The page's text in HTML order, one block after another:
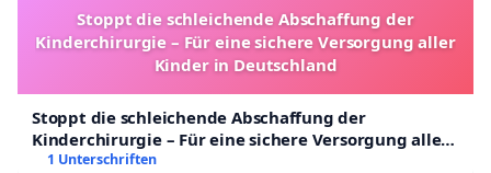
Stoppt die schleichende Abschaffung der
Kinderchirurgie – Für eine sichere Versorgung aller
Kinder in Deutschland
Stoppt die schleichende Abschaffung der
Kinderchirurgie – Für eine sichere Versorgung aller
Kinder in Deutschland
1 Unterschriften